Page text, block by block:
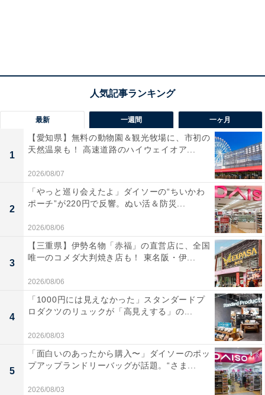
最新 一週間 一ヶ月
1
【愛知県】無料の動物園＆観光牧場に、市初の
天然温泉も！ 高速道路のハイウェイオア...
2026/08/07
2
「やっと巡り会えたよ」ダイソーの“ちいかわ
ポーチ”が220円で反響。ぬい活＆防災...
2026/08/06
3
【三重県】伊勢名物「赤福」の直営店に、全国
唯一のコメダ大判焼き店も！ 東名阪・伊...
2026/08/06
4
「1000円には見えなかった」スタンダードプ
ロダクツのリュックが「高見えする」の...
2026/08/03
5
「面白いのあったから購入〜」ダイソーのポッ
プアップランドリーバッグが話題。“さま...
2026/08/03